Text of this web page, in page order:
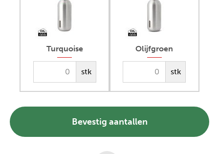
Turquoise
stk
Olijfgroen
stk
Bevestig aantallen